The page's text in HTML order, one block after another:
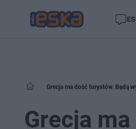
Grecja ma dość turystów. Będą
Grecja